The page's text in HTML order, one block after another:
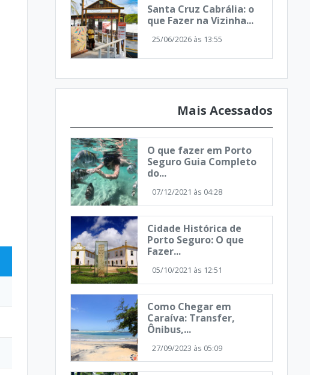
Santa Cruz Cabrália: o
que Fazer na Vizinha...
25/06/2026 às 13:55
Mais Acessados
O que fazer em Porto
Seguro Guia Completo
do...
07/12/2021 às 04:28
Cidade Histórica de
Porto Seguro: O que
Fazer...
05/10/2021 às 12:51
Como Chegar em
Caraíva: Transfer,
Ônibus,...
27/09/2023 às 05:09